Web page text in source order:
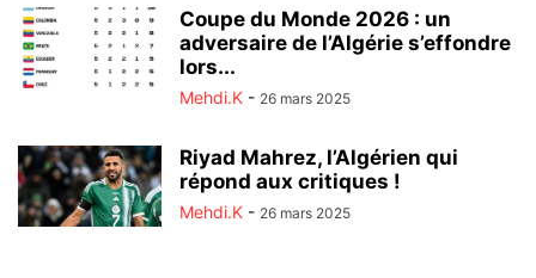
Coupe du Monde 2026 : un
adversaire de l’Algérie s’effondre
lors...
Mehdi.K - 26 mars 2025
Riyad Mahrez, l’Algérien qui
répond aux critiques !
Mehdi.K - 26 mars 2025